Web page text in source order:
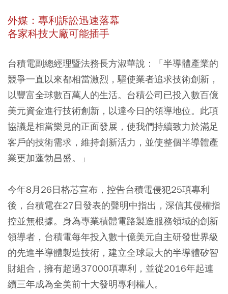
外媒：專利訴訟迅速落幕
各家科技大廠可能插手
台積電副總經理暨法務長方淑華說：「半導體產業的
競爭一直以來都相當激烈，驅使業者追求技術創新，
以豐富全球數百萬人的生活。台積公司已投入數百億
美元資金進行技術創新，以達今日的領導地位。此項
協議是相當樂見的正面發展，使我們持續致力於滿足
客戶的技術需求，維持創新活力，並使整個半導體產
業更加蓬勃昌盛。」
今年8月26日格芯宣布，控告台積電侵犯25項專利
後，台積電在27日發表的聲明中指出，深信其侵權指
控並無根據。身為專業積體電路製造服務領域的創新
領導者，台積電每年投入數十億美元自主研發世界級
的先進半導體製造技術，建立全球最大的半導體矽智
財組合，擁有超過37000項專利，並從2016年起連
續三年成為全美前十大發明專利權人。